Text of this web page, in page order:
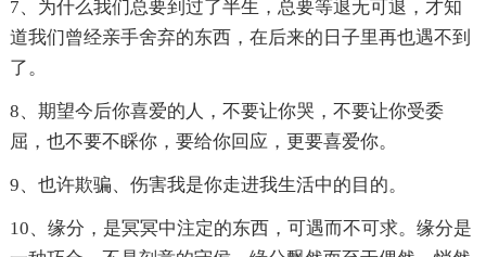
7、为什么我们总要到过了半生，总要等退无可退，才知
道我们曾经亲手舍弃的东西，在后来的日子里再也遇不到
了。
8、期望今后你喜爱的人，不要让你哭，不要让你受委
屈，也不要不睬你，要给你回应，更要喜爱你。
9、也许欺骗、伤害我是你走进我生活中的目的。
10、缘分，是冥冥中注定的东西，可遇而不可求。缘分是